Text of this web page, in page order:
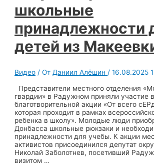
школьные
принадлежности
детей из
Видео / От Даниил Алёшин /16.08.2025
Представители местного отделения
гвардии» в Радужном приняли участие в
благотворительной акции «От всего
которая проходит в рамках
ребенка в школу». Молодые люди
Донбасса школьные рюкзаки и
принадлежности для учебы. К акции
активистов присоединился депутат
Николай Заболотнев, посетивший
визитом …